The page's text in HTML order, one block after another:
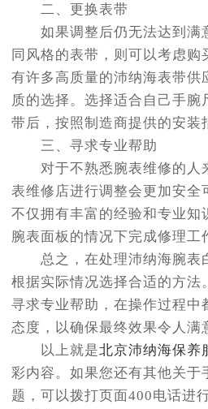
二、更换表带
如果调整后仍无法达到满
同风格的表带，则可以考虑购
有许多高质量的沛纳海表带供
质的选择。选择适合自己手腕
带后，按照制造商提供的安装
三、寻求专业帮助
对于不熟悉腕表维修的人
表维修店进行调整会更加安全
不仅拥有丰富的经验和专业知
腕表面板的情况下完成修理工
总之，在处理沛纳海腕表
根据实际情况选择合适的方法
寻求专业帮助，在操作过程中
态度，以确保最终效果令人满
以上就是北京沛纳海保养
彩内容。如果您还有其他关于
题，可以拨打页面400电话进